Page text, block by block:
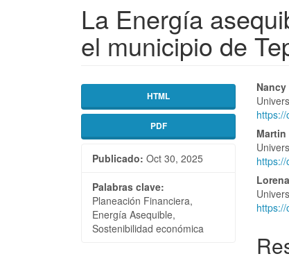
La Energía
el municipio de
Barra
lateral
del
artículo
HTML
PDF
Publicado: Oct 30, 2025
Palabras clave:
Planeación Financiera,
Energía Asequible,
Sostenibilidad económica
del
Martin